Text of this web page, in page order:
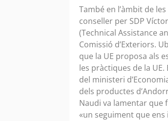
També en l’àmbit de
conseller per SDP
(Technical Assistance
Comissió d’Exteriors.
que la UE proposa als
les pràctiques de la
del ministeri
dels productes
Naudi va lamentar que
«un seguiment que ens